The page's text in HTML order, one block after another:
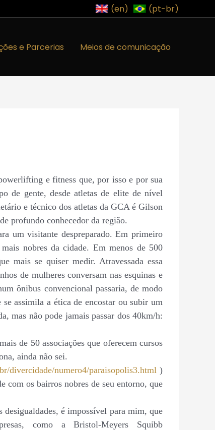
(en) (pt-br)
e Parcerias Meios de comunicação
e fitness que, por isso e por sua
de gente, desde atletas de elite de nível
e técnico dos atletas da GCA é Gilson
profundo conhecedor da região.
um visitante despreparado. Em primeiro
nobres da cidade. Em menos de 500
mais se quiser medir. Atravessada essa
de mulheres conversam nas esquinas e
ônibus convencional passaria, de modo
assimila a ética de encostar ou subir um
mas não pode jamais passar dos 40km/h:
de 50 associações que oferecem cursos
ainda não sei.
divercidade/numero4/paraisopolis3.html )
com os bairros nobres de seu entorno, que
é impossível para mim, que
como a Bristol-Meyers Squibb